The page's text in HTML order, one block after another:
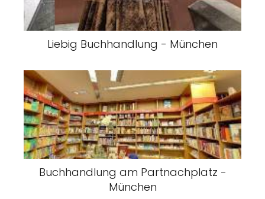
Liebig Buchhandlung - München
Buchhandlung am Partnachplatz -
München